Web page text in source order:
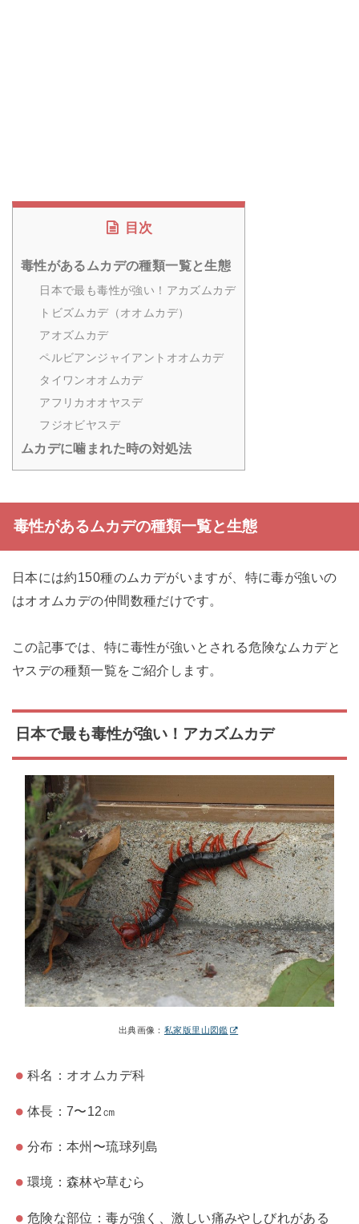
目次
毒性があるムカデの種類一覧と生態
日本で最も毒性が強い！アカズムカデ
トビズムカデ（オオムカデ）
アオズムカデ
ペルビアンジャイアントオオムカデ
タイワンオオムカデ
アフリカオオヤスデ
フジオビヤスデ
ムカデに噛まれた時の対処法
毒性があるムカデの種類一覧と生態
日本には約150種のムカデがいますが、特に毒が強いの
はオオムカデの仲間数種だけです。
この記事では、特に毒性が強いとされる危険なムカデと
ヤスデの種類一覧をご紹介します。
日本で最も毒性が強い！アカズムカデ
出典画像： 私家版里山図鑑
科名：オオムカデ科
体長：7〜12㎝
分布：本州〜琉球列島
環境：森林や草むら
危険な部位：毒が強く、激しい痛みやしびれがある